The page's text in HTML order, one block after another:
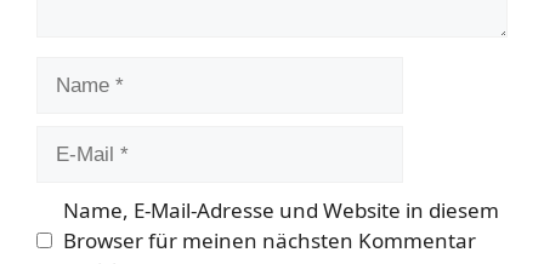
Name, E-Mail-Adresse und Website in diesem
Browser für meinen nächsten Kommentar